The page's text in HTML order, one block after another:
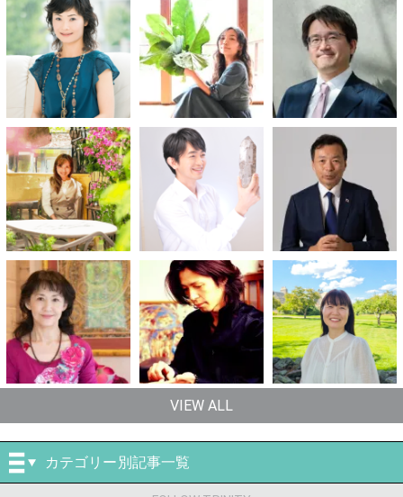
VIEW ALL
カテゴリー別記事一覧